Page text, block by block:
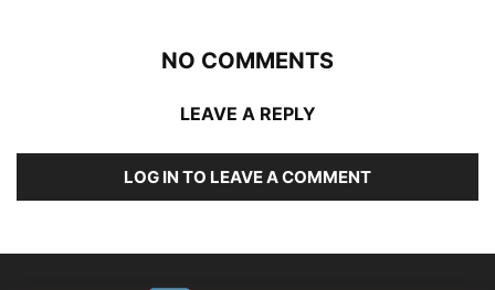
NO COMMENTS
LEAVE A REPLY
LOG IN TO LEAVE A COMMENT